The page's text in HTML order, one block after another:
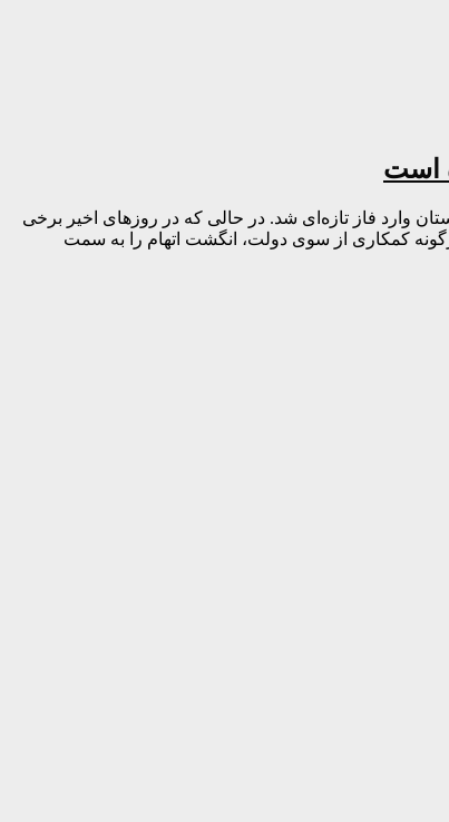
وارد فاز تازه‌ای شد. در حالی که در روزهای اخیر برخی
کمکاری از سوی دولت، انگشت اتهام را به سمت